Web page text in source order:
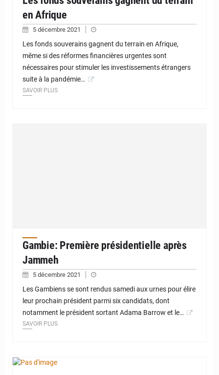
en Afrique
5 décembre 2021
Les fonds souverains gagnent du terrain en Afrique,
même si des réformes financières urgentes sont
nécessaires pour stimuler les investissements étrangers
suite à la pandémie…
SAVOIR PLUS
Gambie: Première présidentielle après
Jammeh
5 décembre 2021
Les Gambiens se sont rendus samedi aux urnes pour élire
leur prochain président parmi six candidats, dont
notamment le président sortant Adama Barrow et le…
SAVOIR PLUS